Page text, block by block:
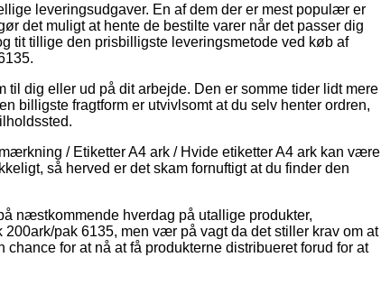
leveringsudgaver. En af dem der er mest populær er
det muligt at hente de bestilte varer når det passer dig
tit tillige den prisbilligste leveringsmetode ved køb af
dig eller ud på dit arbejde. Den er somme tider lidt mere
billigste fragtform er utvivlsomt at du selv henter ordren,
/ Etiketter A4 ark / Hvide etiketter A4 ark kan være
så herved er det skam fornuftigt at du finder den
næstkommende hverdag på utallige produkter,
pak 6135, men vær på vagt da det stiller krav om at
for at nå at få produkterne distribueret forud for at